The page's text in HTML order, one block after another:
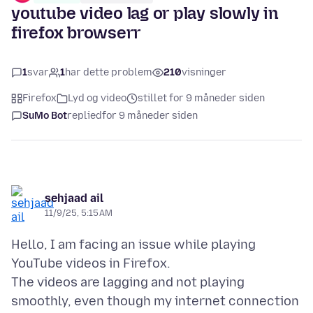
youtube video lag or play slowly in
firefox browserr
1svar 1har dette problem 210visninger
Firefox Lyd og video
stillet for 9 måneder siden
SuMo Botrepliedfor 9 måneder siden
sehjaad ail
11/9/25, 5:15 AM
Hello, I am facing an issue while playing
YouTube videos in Firefox.
The videos are lagging and not playing
smoothly, even though my internet connection